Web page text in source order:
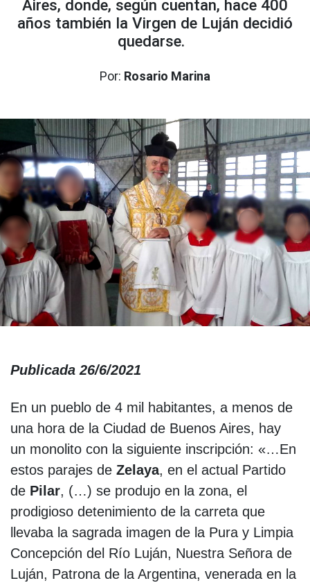
Aires, donde, según cuentan, hace 400
años también la Virgen de Luján decidió
quedarse.
Por: Rosario Marina
Publicada 26/6/2021
En un pueblo de 4 mil habitantes, a menos de
una hora de la Ciudad de Buenos Aires, hay
un monolito con la siguiente inscripción: «…En
estos parajes de Zelaya, en el actual Partido
de Pilar, (…) se produjo en la zona, el
prodigioso detenimiento de la carreta que
llevaba la sagrada imagen de la Pura y Limpia
Concepción del Río Luján, Nuestra Señora de
Luján, Patrona de la Argentina, venerada en la